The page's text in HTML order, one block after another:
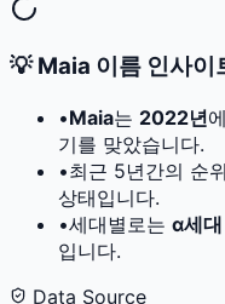
💡Maia 이름 인사이
•Maia는 2022년
기를 맞았습니다.
•최근 5년간의 순
상태입니다.
•세대별로는 α세
입니다.
Data Source